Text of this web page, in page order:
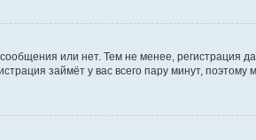
или нет. Тем не менее, регистрация
займёт у вас всего пару минут, поэтому